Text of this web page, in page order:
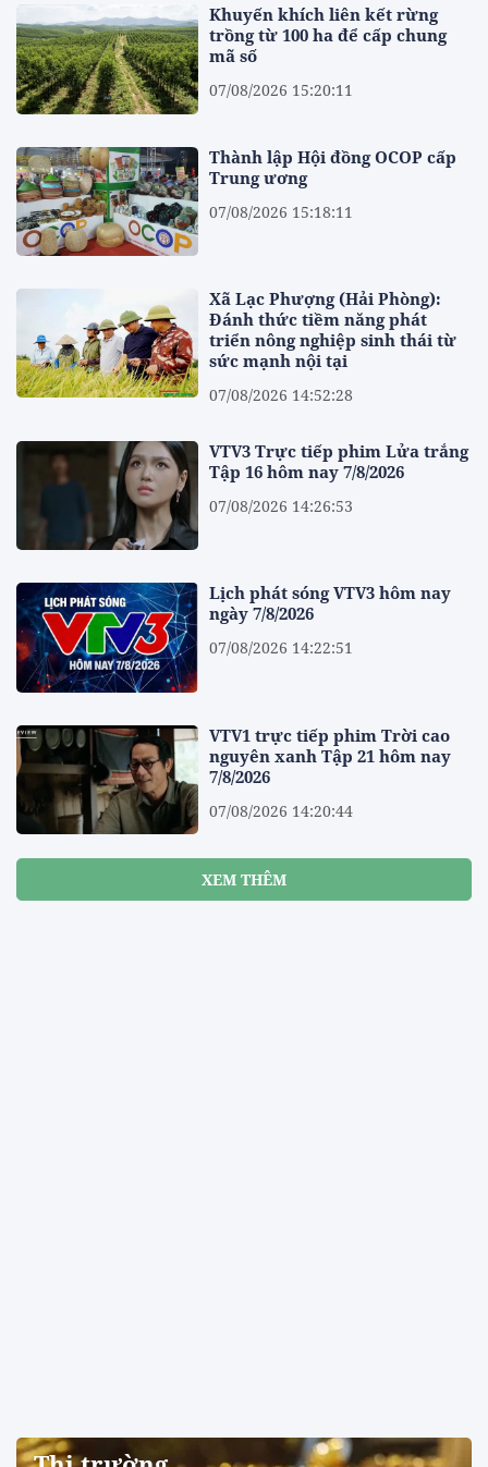
Khuyến khích liên kết rừng
trồng từ 100 ha để cấp chung
mã số
07/08/2026 15:20:11
Thành lập Hội đồng OCOP cấp
Trung ương
07/08/2026 15:18:11
Xã Lạc Phượng (Hải Phòng):
Đánh thức tiềm năng phát
triển nông nghiệp sinh thái từ
sức mạnh nội tại
07/08/2026 14:52:28
VTV3 Trực tiếp phim Lửa trắng
Tập 16 hôm nay 7/8/2026
07/08/2026 14:26:53
Lịch phát sóng VTV3 hôm nay
ngày 7/8/2026
07/08/2026 14:22:51
VTV1 trực tiếp phim Trời cao
nguyên xanh Tập 21 hôm nay
7/8/2026
07/08/2026 14:20:44
XEM THÊM